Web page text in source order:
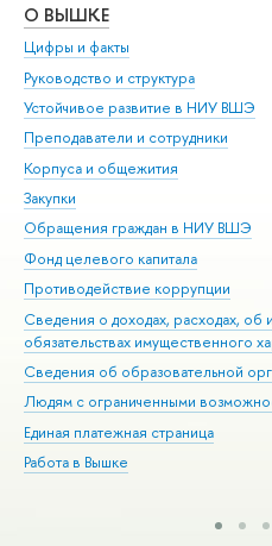
О ВЫШКЕ
Цифры и факты
Руководство и структура
Устойчивое развитие в НИУ ВШЭ
Преподаватели и сотрудники
Корпуса и общежития
Закупки
Обращения граждан в НИУ ВШЭ
Фонд целевого капитала
Противодействие коррупции
Сведения о доходах, расходах, об
обязательствах имущественного
Сведения об образовательной
Людям с ограниченными
Единая платежная страница
Работа в Вышке